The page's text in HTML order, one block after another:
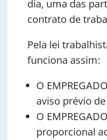
dia, uma das
contrato de
Pela lei
funciona assim:
O
aviso prévio
O
proporcional